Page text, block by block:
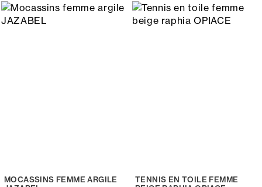
MOCASSINS FEMME ARGILE
TENNIS EN TOILE FEMME